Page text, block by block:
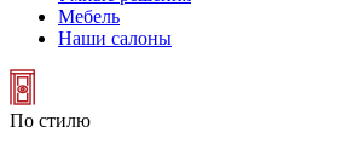
Мебель
Наши салоны
По стилю